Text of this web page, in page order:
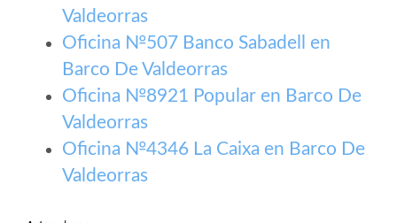
Valdeorras
Oficina №507 Banco Sabadell en
Barco De Valdeorras
Oficina №8921 Popular en Barco De
Valdeorras
Oficina №4346 La Caixa en Barco De
Valdeorras